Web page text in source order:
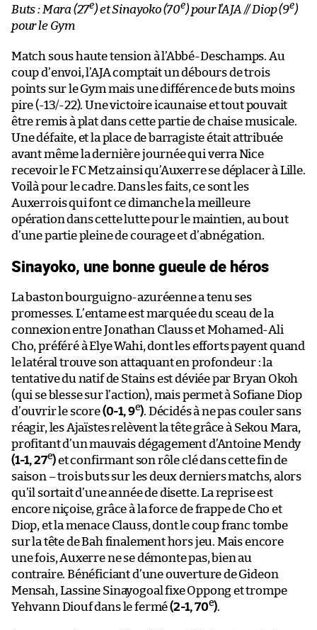
Buts : Mara (27e) et Sinayoko (70e) pour l’AJA // Diop (9e)
pour le Gym
Match sous haute tension à l’Abbé-Deschamps. Au
coup d’envoi, l’AJA comptait un débours de trois
points sur le Gym mais une différence de buts moins
pire (-13/-22). Une victoire icaunaise et tout pouvait
être remis à plat dans cette partie de chaise musicale.
Une défaite, et la place de barragiste était attribuée
avant même la dernière journée qui verra Nice
recevoir le FC Metz ainsi qu’Auxerre se déplacer à Lille.
Voilà pour le cadre. Dans les faits, ce sont les
Auxerrois qui font ce dimanche la meilleure
opération dans cette lutte pour le maintien, au bout
d’une partie pleine de courage et d’abnégation.
Sinayoko, une bonne gueule de héros
La baston bourguigno-azuréenne a tenu ses
promesses. L’entame est marquée du sceau de la
connexion entre Jonathan Clauss et Mohamed-Ali
Cho, préféré à Elye Wahi, dont les efforts payent quand
le latéral trouve son attaquant en profondeur : la
tentative du natif de Stains est déviée par Bryan Okoh
(qui se blesse sur l’action), mais permet à Sofiane Diop
d’ouvrir le score(0-1, 9e). Décidés à ne pas couler sans
réagir, les Ajaïstes relèvent la tête grâce à Sekou Mara,
profitant d’un mauvais dégagement d’Antoine Mendy
(1-1, 27e)et confirmant son rôle clé dans cette fin de
saison – trois buts sur les deux derniers matchs, alors
qu’il sortait d’une année de disette. La reprise est
encore niçoise, grâce à la force de frappe de Cho et
Diop, et la menace Clauss, dont le coup franc tombe
sur la tête de Bah finalement hors jeu. Mais encore
une fois, Auxerre ne se démonte pas, bien au
contraire. Bénéficiant d’une ouverture de Gideon
Mensah, Lassine Sinayogoal fixe Oppong et trompe
Yehvann Diouf dans le fermé(2-1, 70e).